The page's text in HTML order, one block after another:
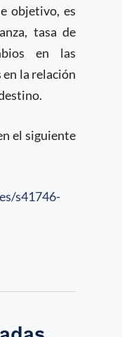
objetivo, es
tasa de
en las
la relación
el siguiente
s41746-